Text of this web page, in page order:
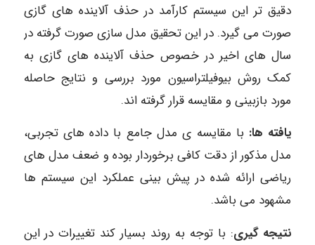
دقیق تر این سیستم کارآمد در حذف آلاینده های گازی
صورت می گیرد. در این تحقیق مدل سازی صورت گرفته در
سال های اخیر در خصوص حذف آلاینده های گازی به
کمک روش بیوفیلتراسیون مورد بررسی و نتایج حاصله
مورد بازبینی و مقایسه قرار گرفته اند.
یافته ها: با مقایسه ی مدل جامع با داده های تجربی،
مدل مذکور از دقت کافی برخوردار بوده و ضعف مدل های
ریاضی ارائه شده در پیش بینی عملکرد این سیستم ها
مشهود می باشد.
نتیجه گیری: با توجه به روند بسیار کند تغییرات در این